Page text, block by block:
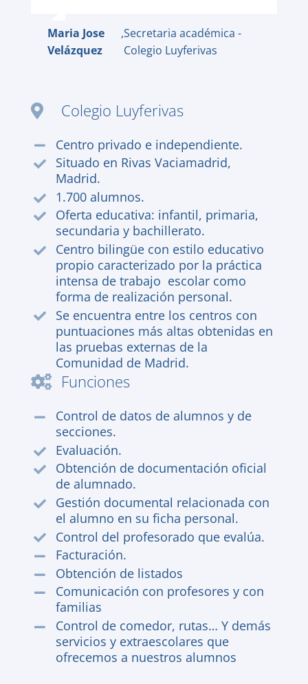
Maria Jose
Velázquez
,Secretaria académica -
Colegio Luyferivas
Colegio Luyferivas
Centro privado e independiente.
Situado en Rivas Vaciamadrid,
Madrid.
1.700 alumnos.
Oferta educativa: infantil, primaria,
secundaria y bachillerato.
Centro bilingüe con estilo educativo
propio caracterizado por la práctica
intensa de trabajo escolar como
forma de realización personal.
Se encuentra entre los centros con
puntuaciones más altas obtenidas en
las pruebas externas de la
Comunidad de Madrid.
Funciones
Control de datos de alumnos y de
secciones.
Evaluación.
Obtención de documentación oficial
de alumnado.
Gestión documental relacionada con
el alumno en su ficha personal.
Control del profesorado que evalúa.
Facturación.
Obtención de listados
Comunicación con profesores y con
familias
Control de comedor, rutas… Y demás
servicios y extraescolares que
ofrecemos a nuestros alumnos